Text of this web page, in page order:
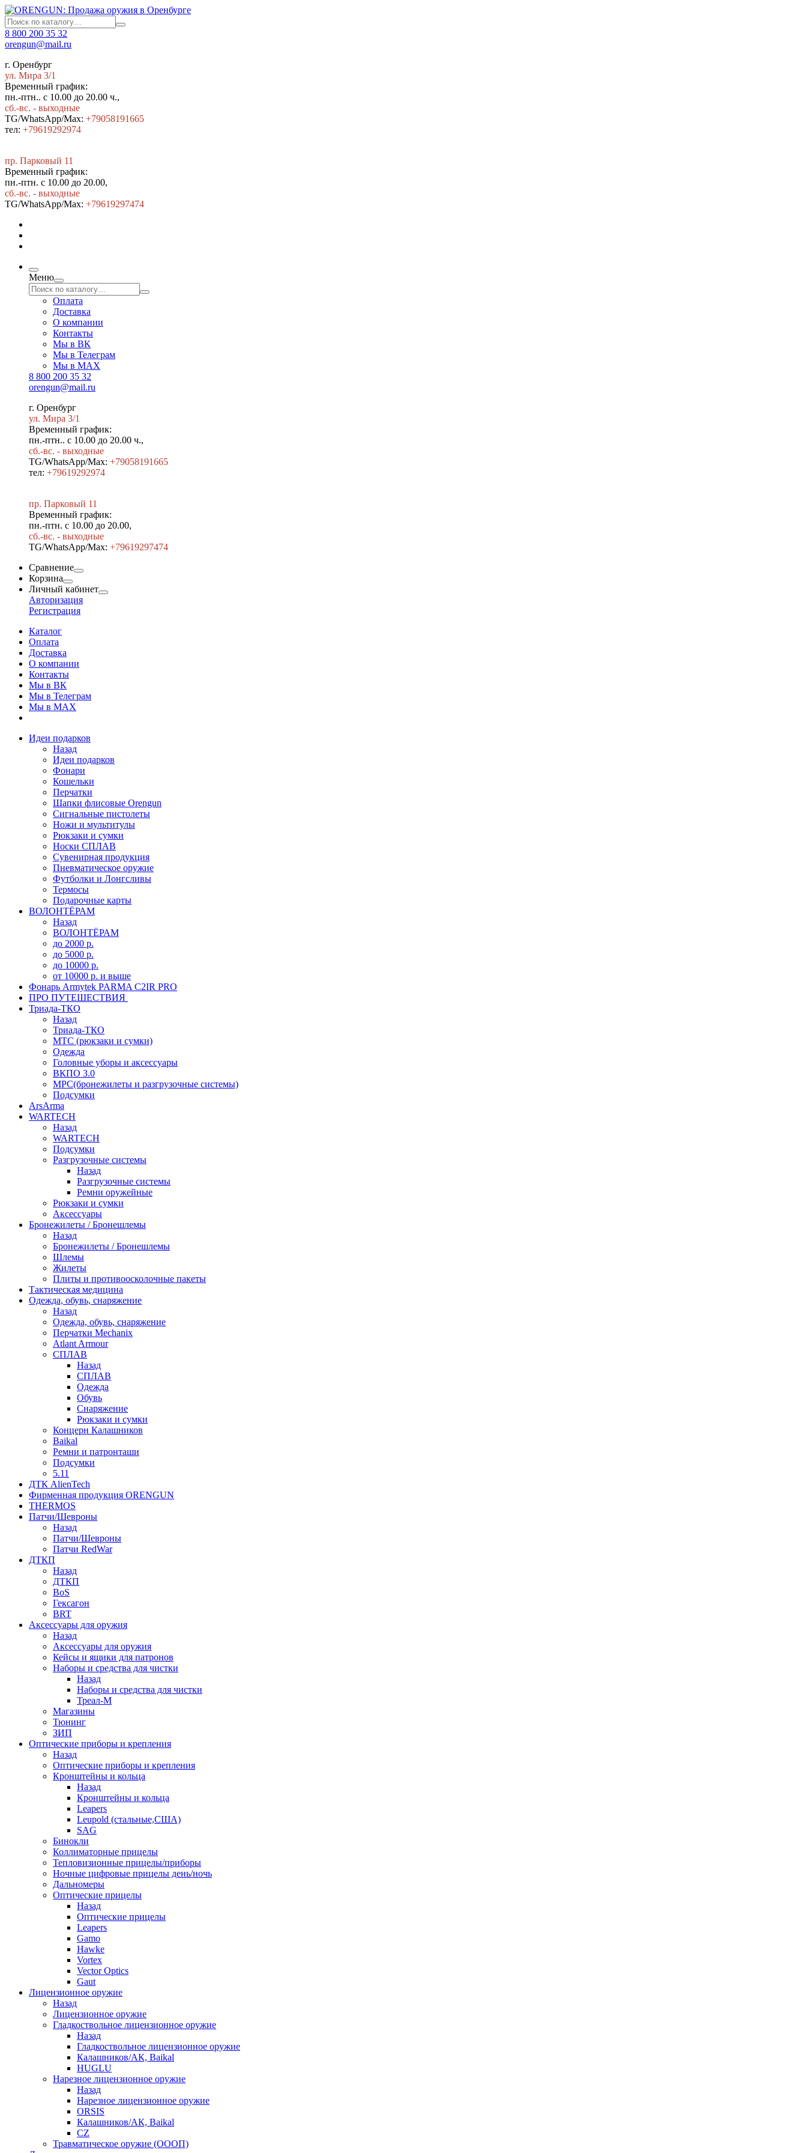
8 800 200 35 32
orengun@mail.ru
г. Оренбург
ул. Мира 3/1
Временный график:
пн.-птн.. с 10.00 до 20.00 ч.,
сб.-вс. - выходные
TG/WhatsApp/Max: +79058191665
тел: +79619292974
пр. Парковый 11
Временный график:
пн.-птн. с 10.00 до 20.00,
сб.-вс. - выходные
TG/WhatsApp/Max: +79619297474
Меню
Оплата
Доставка
О компании
Контакты
Мы в ВК
Мы в Телеграм
Мы в МAX
8 800 200 35 32
orengun@mail.ru
г. Оренбург
ул. Мира 3/1
Временный график:
пн.-птн.. с 10.00 до 20.00 ч.,
сб.-вс. - выходные
TG/WhatsApp/Max: +79058191665
тел: +79619292974
пр. Парковый 11
Временный график:
пн.-птн. с 10.00 до 20.00,
сб.-вс. - выходные
TG/WhatsApp/Max: +79619297474
Сравнение
Корзина
Личный кабинет
Авторизация
Регистрация
Каталог
Оплата
Доставка
О компании
Контакты
Мы в ВК
Мы в Телеграм
Мы в МAX
Идеи подарков
Назад
Идеи подарков
Фонари
Кошельки
Перчатки
Шапки флисовые Orengun
Сигнальные пистолеты
Ножи и мультитулы
Рюкзаки и сумки
Носки СПЛАВ
Сувенирная продукция
Пневматическое оружие
Футболки и Лонгсливы
Термосы
Подарочные карты
ВОЛОНТЁРАМ
Назад
ВОЛОНТЁРАМ
до 2000 р.
до 5000 р.
до 10000 р.
от 10000 р. и выше
Фонарь Armytek PARMA C2IR PRO
ПРО ПУТЕШЕСТВИЯ
Триада-ТКО
Назад
Триада-ТКО
МТС (рюкзаки и сумки)
Одежда
Головные уборы и аксессуары
ВКПО 3.0
МРС(бронежилеты и разгрузочные системы)
Подсумки
ArsArma
WARTECH
Назад
WARTECH
Подсумки
Разгрузочные системы
Назад
Разгрузочные системы
Ремни оружейные
Рюкзаки и сумки
Аксессуары
Бронежилеты / Бронешлемы
Назад
Бронежилеты / Бронешлемы
Шлемы
Жилеты
Плиты и противоосколочные пакеты
Тактическая медицина
Одежда, обувь, снаряжение
Назад
Одежда, обувь, снаряжение
Перчатки Mechanix
Atlant Armour
СПЛАВ
Назад
СПЛАВ
Одежда
Обувь
Снаряжение
Рюкзаки и сумки
Концерн Калашников
Baikal
Ремни и патронташи
Подсумки
5.11
ДТК AlienTech
Фирменная продукция ORENGUN
THERMOS
Патчи/Шевроны
Назад
Патчи/Шевроны
Патчи RedWar
ДТКП
Назад
ДТКП
BoS
Гексагон
BRT
Аксессуары для оружия
Назад
Аксессуары для оружия
Кейсы и ящики для патронов
Наборы и средства для чистки
Назад
Наборы и средства для чистки
Треал-М
Магазины
Тюнинг
ЗИП
Оптические приборы и крепления
Назад
Оптические приборы и крепления
Кронштейны и кольца
Назад
Кронштейны и кольца
Leapers
Leupold (стальные,США)
SAG
Бинокли
Коллиматорные прицелы
Тепловизионные прицелы/приборы
Ночные цифровые прицелы день/ночь
Дальномеры
Оптические прицелы
Назад
Оптические прицелы
Leapers
Gamo
Hawke
Vortex
Vector Optics
Gaut
Лицензионное оружие
Назад
Лицензионное оружие
Гладкоствольное лицензионное оружие
Назад
Гладкоствольное лицензионное оружие
Калашников/АК, Baikal
HUGLU
Нарезное лицензионное оружие
Назад
Нарезное лицензионное оружие
ORSIS
Калашников/АК, Baikal
CZ
Травматическое оружие (ОООП)